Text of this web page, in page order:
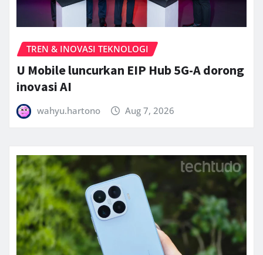
TREN & INOVASI TEKNOLOGI
U Mobile luncurkan EIP Hub 5G-A dorong
inovasi AI
wahyu.hartono Aug 7, 2026